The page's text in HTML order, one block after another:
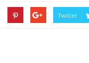
Twitter